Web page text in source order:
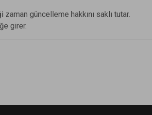
güncelleme hakkını saklı tutar.
girer.